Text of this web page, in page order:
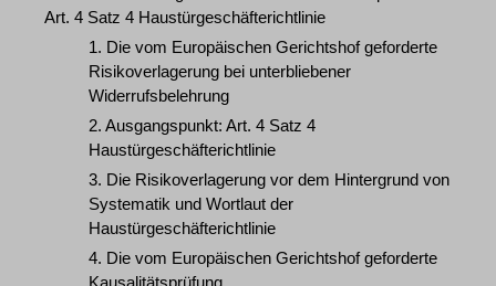
Art. 4 Satz 4 Haustürgeschäfterichtlinie
1. Die vom Europäischen Gerichtshof geforderte
Risikoverlagerung bei unterbliebener
Widerrufsbelehrung
2. Ausgangspunkt: Art. 4 Satz 4
Haustürgeschäfterichtlinie
3. Die Risikoverlagerung vor dem Hintergrund von
Systematik und Wortlaut der
Haustürgeschäfterichtlinie
4. Die vom Europäischen Gerichtshof geforderte
Kausalitätsprüfung